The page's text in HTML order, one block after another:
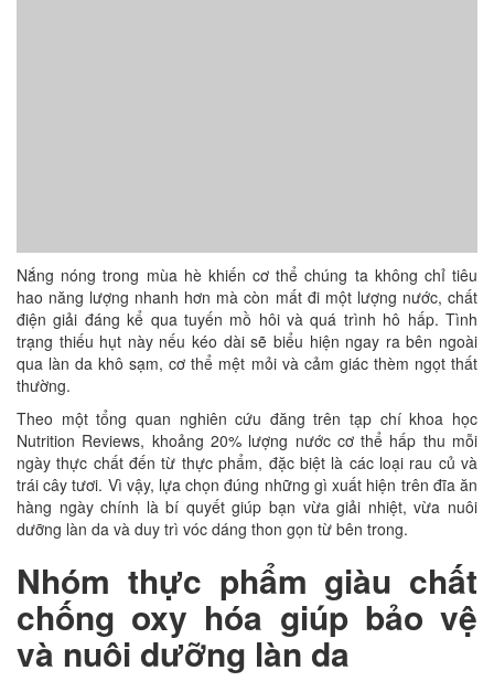
Nắng nóng trong mùa hè khiến cơ thể chúng ta không chỉ tiêu
hao năng lượng nhanh hơn mà còn mất đi một lượng nước, chất
điện giải đáng kể qua tuyến mồ hôi và quá trình hô hấp. Tình
trạng thiếu hụt này nếu kéo dài sẽ biểu hiện ngay ra bên ngoài
qua làn da khô sạm, cơ thể mệt mỏi và cảm giác thèm ngọt thất
thường.
Theo một tổng quan nghiên cứu đăng trên tạp chí khoa học
Nutrition Reviews, khoảng 20% lượng nước cơ thể hấp thu mỗi
ngày thực chất đến từ thực phẩm, đặc biệt là các loại rau củ và
trái cây tươi. Vì vậy, lựa chọn đúng những gì xuất hiện trên đĩa ăn
hàng ngày chính là bí quyết giúp bạn vừa giải nhiệt, vừa nuôi
dưỡng làn da và duy trì vóc dáng thon gọn từ bên trong.
Nhóm thực phẩm giàu chất
chống oxy hóa giúp bảo vệ
và nuôi dưỡng làn da